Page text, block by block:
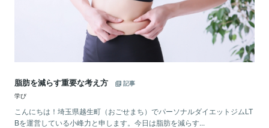
脂肪を減らす重要な考え方
記事
学び
こんにちは！埼玉県越生町（おごせまち）でパーソナルダイエットジムLT
Bを運営している小峰力と申します。今日は脂肪を減らす...